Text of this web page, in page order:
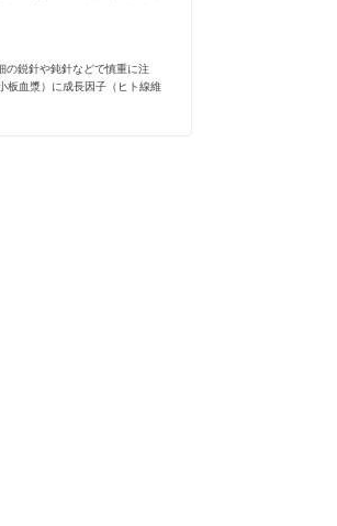
の鋭針や鈍針などで慎重に注
板血漿）に成長因子（ヒト線維